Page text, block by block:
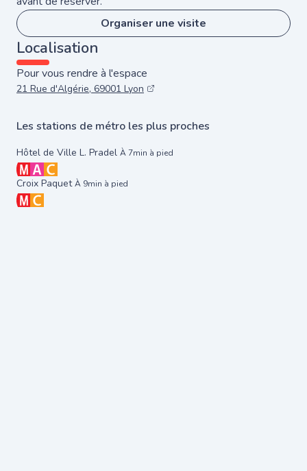
Organiser une visite
Localisation
Pour vous rendre à l'espace
21 Rue d'Algérie, 69001 Lyon
Les stations de métro les plus proches
Hôtel de Ville L. Pradel À 7min à pied
Croix Paquet À 9min à pied